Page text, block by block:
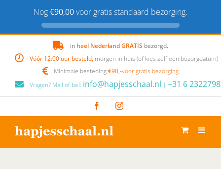
Nog€90,00voor gratis standaard bezorging.
content
in heel Nederland GRATIS bezorgd.
Vóór 12:00 uur besteld, morgen in huis (of kies zelf een bezorgdatum)
Minimale besteding€90,-voor gratis bezorging
Vragen? Mail of bel: info@hapjesschaal.nl | +31 6
FacebookInstagram